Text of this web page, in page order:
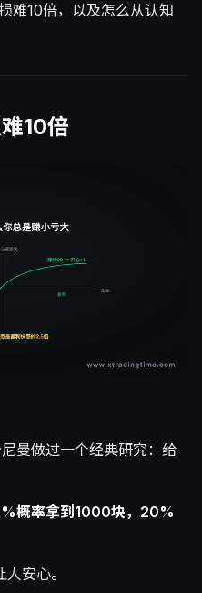
难10倍，以及怎么从认知
10倍
曼做过一个经典研究：给
概率拿到1000块，20%
安心。